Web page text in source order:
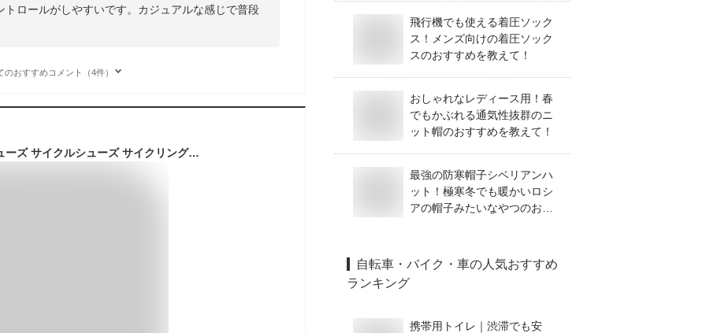
ロールがしやすいです。カジュアルな感じで普段
のおすすめコメント（4件）
23-28.5cm 自転車シューズ サイクルシューズ サイクリングシューズ ロードバイクシューズ MTB ビンディングシューズ マウンテンバイクシューズ ツーリング おしゃれ 山地用 ロックなし 自転車対応 男性 女性 TK-S
飛行機でも使える着圧ソック
ス！メンズ向けの着圧ソック
スのおすすめを教えて！
おしゃれなレディース用！春
でもかぶれる通気性抜群のニ
ット帽のおすすめを教えて！
最強の防寒帽子シベリアンハ
ット！極寒冬でも暖かいロシ
アの帽子みたいなやつのおす
自転車・バイク・車の人気おすすめ
ランキング
携帯用トイレ｜渋滞でも安